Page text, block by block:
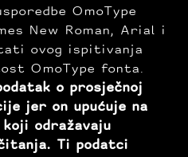
OmoType
New Roman, Arial i
ovog ispitivanja
OmoType fonta.
o prosječnoj
jer on upućuje na
odražavaju
Ti podatci